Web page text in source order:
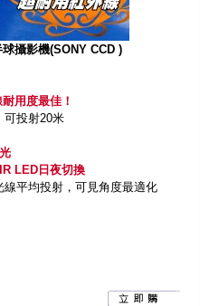
攝影機(SONY CCD )
用度最佳！
可投射20米
LED日夜切換
平均投射，可見角度最適化